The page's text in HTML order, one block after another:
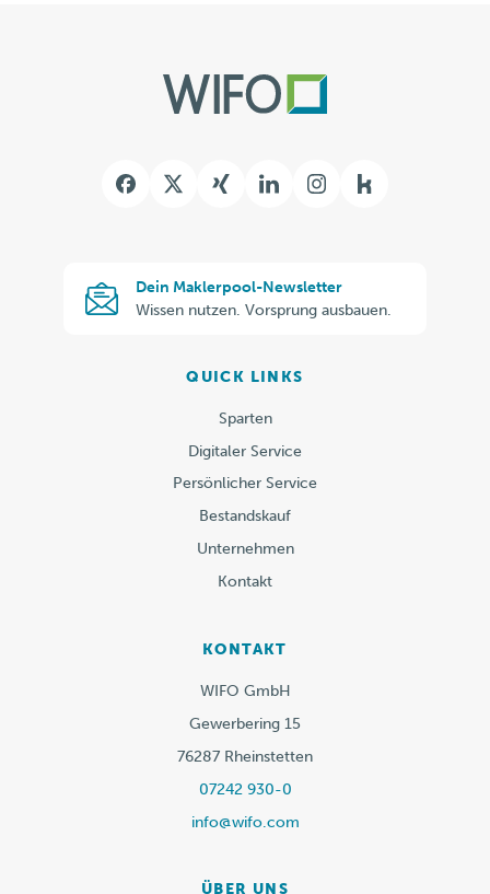
Kununu
Dein Maklerpool-Newsletter
Wissen nutzen. Vorsprung ausbauen.
Maklerpool-
QUICK LINKS
Sparten
Digitaler Service
Persönlicher Service
Bestandskauf
Unternehmen
Kontakt
KONTAKT
WIFO GmbH
Gewerbering 15
76287 Rheinstetten
07242 930-0
info@wifo.com
ÜBER UNS